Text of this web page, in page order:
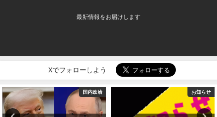
最新情報をお届けします
Xでフォローしよう
お知らせ 国内政治